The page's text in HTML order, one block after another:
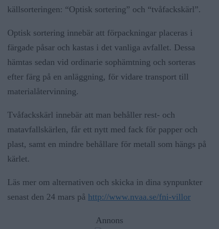
källsorteringen: “Optisk sortering” och “tvåfackskärl”.
Optisk sortering innebär att förpackningar placeras i
färgade påsar och kastas i det vanliga avfallet. Dessa
hämtas sedan vid ordinarie sophämtning och sorteras
efter färg på en anläggning, för vidare transport till
materialåtervinning.
Tvåfackskärl innebär att man behåller rest- och
matavfallskärlen, får ett nytt med fack för papper och
plast, samt en mindre behållare för metall som hängs på
kärlet.
Läs mer om alternativen och skicka in dina synpunkter
senast den 24 mars på http://www.nvaa.se/fni-villor
Annons